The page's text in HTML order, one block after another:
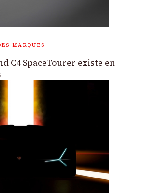
MARQUES
C4 SpaceTourer existe en